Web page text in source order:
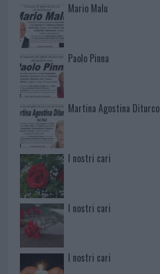
Mario Malu
Paolo Pinna
Martina Agostina Diturco
I nostri cari
I nostri cari
I nostri cari